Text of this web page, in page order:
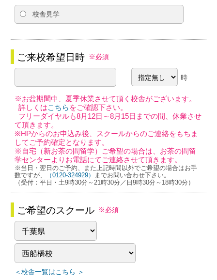
校舎見学
ご来校希望日時 ※必須
時
※お盆期間中、夏季休業させて頂く校舎がございます。
詳しくはこちら をご確認下さい。
フリーダイヤルも8月12日～8月15日までの間、休業させ
て頂きます。
※HPからのお申込み後、スクールからのご連絡をもちま
してご予約確定となります。
※自宅（新お茶の間留学）ご希望の場合は、お茶の間留
学センターよりお電話にてご連絡させて頂きます。
※当日・翌日のご予約、また上記時間以外でご希望の場合はお手
数ですが、
（0120-324929）
までお問い合わせ下さい。
（受付：平日・土9時30分～21時30分／日9時30分～18時30分）
ご希望のスクール ※必須
＜校舎一覧はこちら ＞